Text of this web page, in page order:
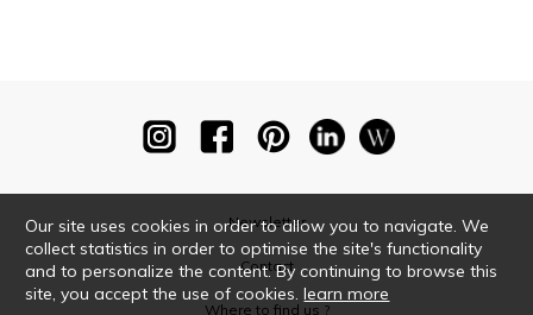
Newsletter
Contact
Where to find us ?
Our site uses cookies in order to allow you to navigate. We
collect statistics in order to optimise the site's functionality
and to personalize the content. By continuing to browse this
site, you accept the use of cookies.learn more